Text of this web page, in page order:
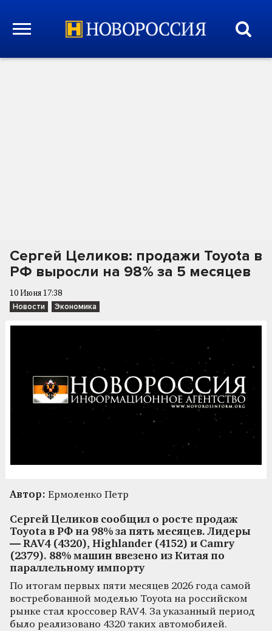
Сергей Целиков: продажи Toyota в
РФ выросли на 98% за 5 месяцев
10 Июня 17:38
Новости Экономика
Автор: Ермоленко Петр
Сергей Целиков сообщил о росте продаж
Toyota в РФ на 98% за пять месяцев. Лидеры
— RAV4 (4320), Highlander (4152) и Camry
(2379). 88% машин ввезено из Китая по
параллельному импорту
По итогам первых пяти месяцев 2026 года самой
востребованной моделью Toyota на российском
рынке стал кроссовер RAV4. За указанный период
было реализовано 4320 таких автомобилей.